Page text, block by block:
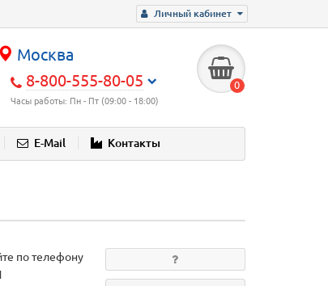
Личный кабинет
Москва
8-800-555-80-05
Часы работы: Пн - Пт (09:00 - 18:00)
0
E-Mail Контакты
по телефону